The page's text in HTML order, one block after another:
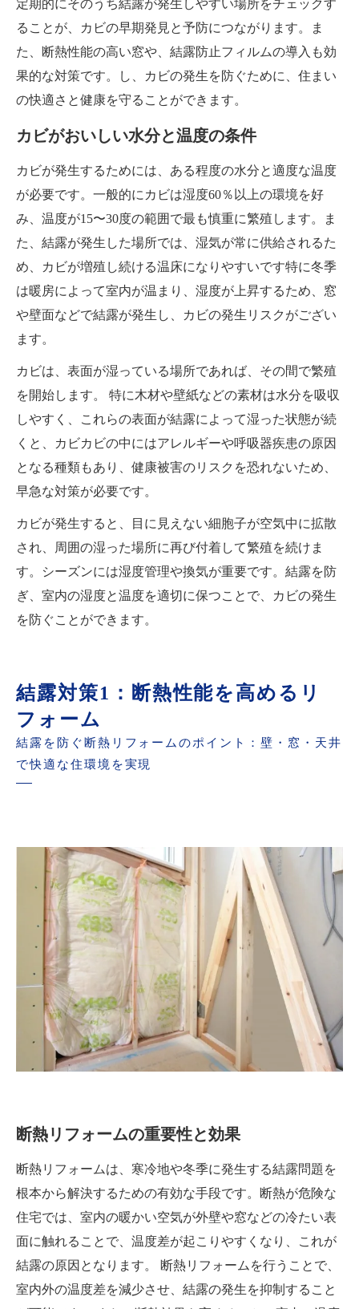
定期的にそのうち結露が発生しやすい場所をチェックす
ることが、カビの早期発見と予防につながります。ま
た、断熱性能の高い窓や、結露防止フィルムの導入も効
果的な対策です。し、カビの発生を防ぐために、住まい
の快適さと健康を守ることができます。
カビがおいしい水分と温度の条件
カビが発生するためには、ある程度の水分と適度な温度
が必要です。一般的にカビは湿度60％以上の環境を好
み、温度が15〜30度の範囲で最も慎重に繁殖します。ま
た、結露が発生した場所では、湿気が常に供給されるた
め、カビが増殖し続ける温床になりやすいです特に冬季
は暖房によって室内が温まり、湿度が上昇するため、窓
や壁面などで結露が発生し、カビの発生リスクがござい
ます。
カビは、表面が湿っている場所であれば、その間で繁殖
を開始します。 特に木材や壁紙などの素材は水分を吸収
しやすく、これらの表面が結露によって湿った状態が続
くと、カビカビの中にはアレルギーや呼吸器疾患の原因
となる種類もあり、健康被害のリスクを恐れないため、
早急な対策が必要です。
カビが発生すると、目に見えない細胞子が空気中に拡散
され、周囲の湿った場所に再び付着して繁殖を続けま
す。シーズンには湿度管理や換気が重要です。結露を防
ぎ、室内の湿度と温度を適切に保つことで、カビの発生
を防ぐことができます。
結露対策1：断熱性能を高めるリ
フォーム
結露を防ぐ断熱リフォームのポイント：壁・窓・天井
で快適な住環境を実現
断熱リフォームの重要性と効果
断熱リフォームは、寒冷地や冬季に発生する結露問題を
根本から解決するための有効な手段です。断熱が危険な
住宅では、室内の暖かい空気が外壁や窓などの冷たい表
面に触れることで、温度差が起こりやすくなり、これが
結露の原因となります。 断熱リフォームを行うことで、
室内外の温度差を減少させ、結露の発生を抑制すること